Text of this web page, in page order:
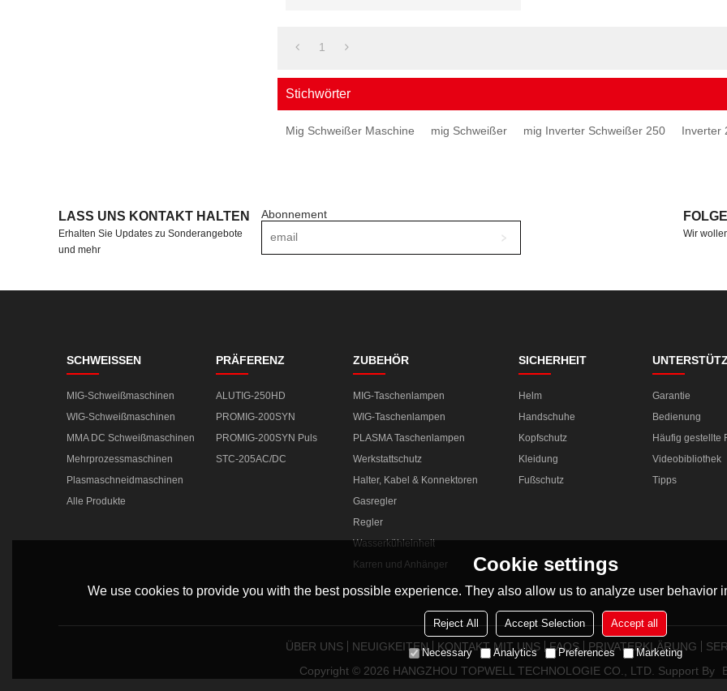
1
Stichwörter
Mig Schweißer Maschine mig Schweißer mig Inverter Schweißer 250 Inverter
LASS UNS KONTAKT HALTEN
Erhalten Sie Updates zu Sonderangebote
und mehr
Abonnement
Wir
SCHWEISSEN
MIG-Schweißmaschinen
WIG-Schweißmaschinen
MMA DC Schweißmaschinen
Mehrprozessmaschinen
Plasmaschneidmaschinen
Alle Produkte
PRÄFERENZ
ALUTIG-250HD
PROMIG-200SYN
PROMIG-200SYN Puls
STC-205AC/DC
ZUBEHÖR
MIG-Taschenlampen
WIG-Taschenlampen
PLASMA Taschenlampen
Werkstattschutz
Halter, Kabel & Konnektoren
Gasregler
Regler
Wasserkühleinheit
Karren und Anhänger
SICHERHEIT
Helm
Handschuhe
Kopfschutz
Kleidung
Fußschutz
Garantie
Bedienung
Häufig gestellte
Videobibliothek
Tipps
ÜBER UNS NEUIGKEITEN KONTAKT MIT UNS FAQS PRIVATERKLÄRUNG
Copyright © 2026 HANGZHOU TOPWELL TECHNOLOGIE CO., LTD. Support By
Cookie settings
We use cookies to provide you with the best possible experience. They also allow us to analyze user behavior
Reject All Accept Selection Accept all
Necessary Analytics Preferences Marketing